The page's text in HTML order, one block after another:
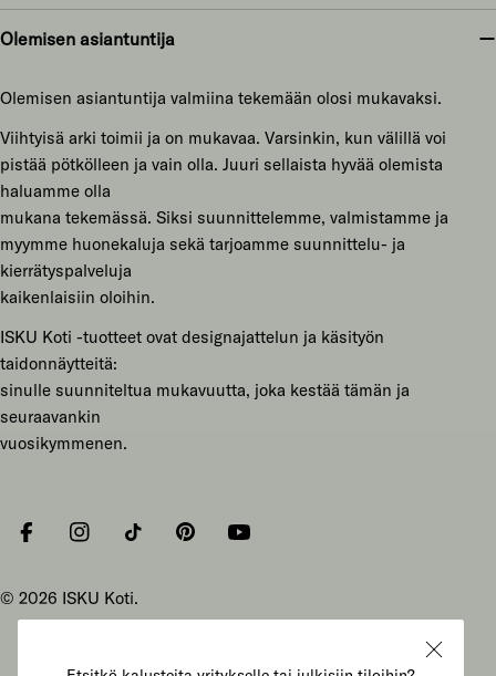
Olemisen asiantuntija
Olemisen asiantuntija valmiina tekemään olosi mukavaksi.
Viihtyisä arki toimii ja on mukavaa. Varsinkin, kun välillä voi
pistää pötkölleen ja vain olla. Juuri sellaista hyvää olemista
haluamme olla
mukana tekemässä. Siksi suunnittelemme, valmistamme ja
myymme huonekaluja sekä tarjoamme suunnittelu- ja
kierrätyspalveluja
kaikenlaisiin oloihin.
ISKU Koti -tuotteet ovat designajattelun ja käsityön
taidonnäytteitä:
sinulle suunniteltua mukavuutta, joka kestää tämän ja
seuraavankin
vuosikymmenen.
FacebookInstagramTiktok PinterestYouTube
© 2026 ISKU Koti.